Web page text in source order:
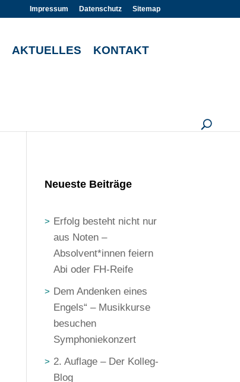
Impressum Datenschutz Sitemap
AKTUELLES KONTAKT
U
Neueste Beiträge
Erfolg besteht nicht nur
aus Noten –
Absolvent*innen feiern
Abi oder FH-Reife
Dem Andenken eines
Engels“ – Musikkurse
besuchen
Symphoniekonzert
2. Auflage – Der Kolleg-
Blog